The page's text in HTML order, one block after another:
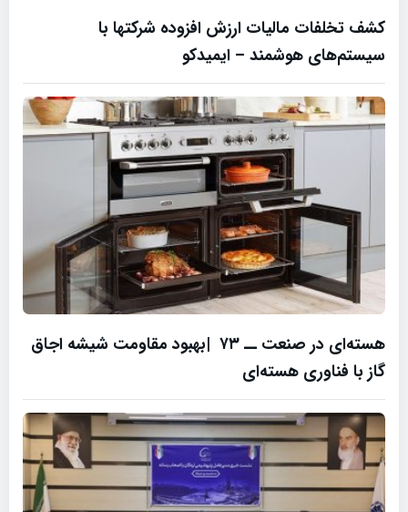
کشف تخلفات مالیات ارزش افزوده شرکتها با
سیستم‌های هوشمند – ایمیدکو
هسته‌ای در صنعت ــ ۷۳ |بهبود مقاومت شیشه اجاق
گاز با فناوری هسته‌ای